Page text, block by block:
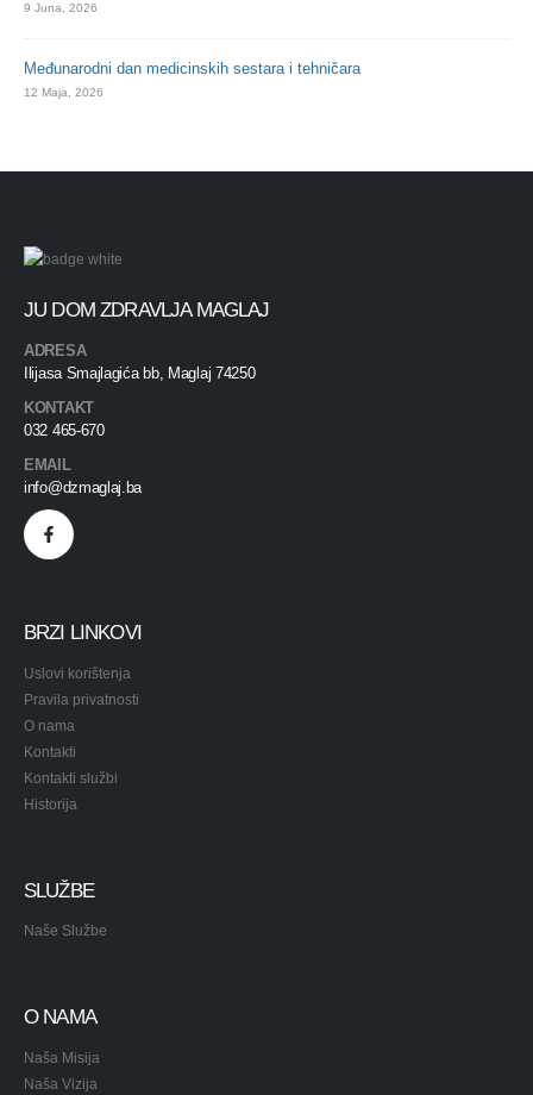
9 Juna, 2026
Međunarodni dan medicinskih sestara i tehničara
12 Maja, 2026
JU DOM ZDRAVLJA MAGLAJ
ADRESA
Ilijasa Smajlagića bb, Maglaj 74250
KONTAKT
032 465-670
EMAIL
info@dzmaglaj.ba
BRZI LINKOVI
Uslovi korištenja
Pravila privatnosti
O nama
Kontakti
Kontakti službi
Historija
SLUŽBE
Naše Službe
O NAMA
Naša Misija
Naša Vizija